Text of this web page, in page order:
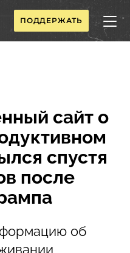
ПОДДЕРЖАТЬ
сайт о
спустя
после
об